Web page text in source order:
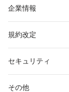
企業情報
規約改定
セキュリティ
その他